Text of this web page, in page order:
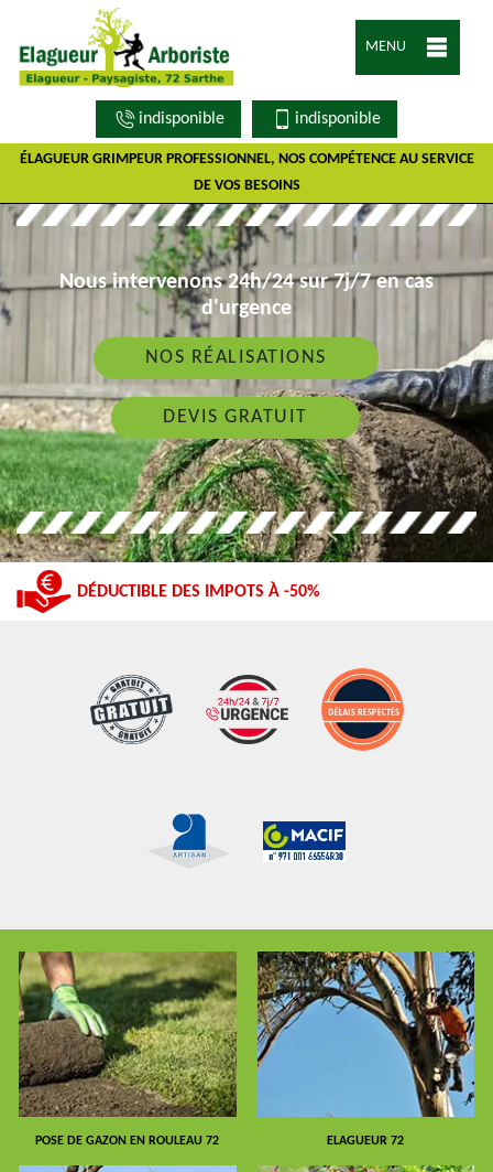
ÉLAGUEUR GRIMPEUR PROFESSIONNEL, NOS COMPÉTENCE AU SERVICE
DE VOS BESOINS
MENU
indisponible indisponible
Nous intervenons 24h/24 sur 7j/7 en cas
d'urgence
NOS RÉALISATIONS
DEVIS GRATUIT
DÉDUCTIBLE DES IMPOTS À -50%
POSE DE GAZON EN ROULEAU 72 ELAGUEUR 72